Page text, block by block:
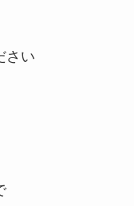
さい